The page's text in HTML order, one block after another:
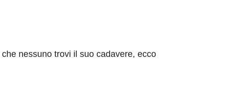
nessuno trovi il suo cadavere, ecco